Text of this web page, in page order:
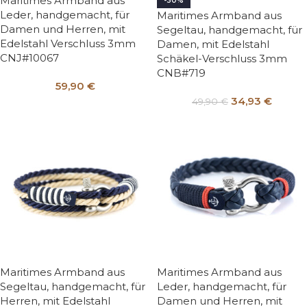
Leder, handgemacht, für
Damen und Herren, mit
Edelstahl Verschluss 3mm
CNJ#10067
59,90 €
Maritimes Armband aus
Segeltau, handgemacht, für
Damen, mit Edelstahl
Schäkel-Verschluss 3mm
CNB#719
49,90€ 34,93 €
Maritimes Armband aus
Segeltau, handgemacht, für
Herren, mit Edelstahl
Maritimes Armband aus
Leder, handgemacht, für
Damen und Herren, mit